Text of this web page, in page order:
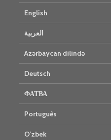
English
العربية
Azərbaycan dilində
Deutsch
ФАТВА
Português
O’zbek